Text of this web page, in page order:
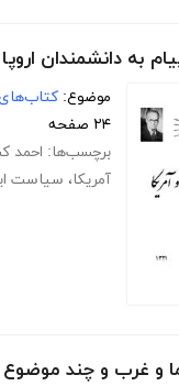
به دانشمندان
موضوع:
۲۴ صفحه
برچسب‌ها: احمد
آمریکا، سیاست
و غرب و چند موضوع